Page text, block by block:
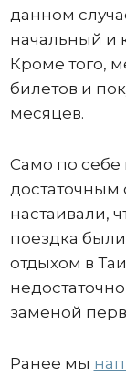
данном
начальный и
Кроме того,
билетов и
месяцев.
Само по себе
достаточным
настаивали,
поездка
отдыхом в
заменой
Ранее мы